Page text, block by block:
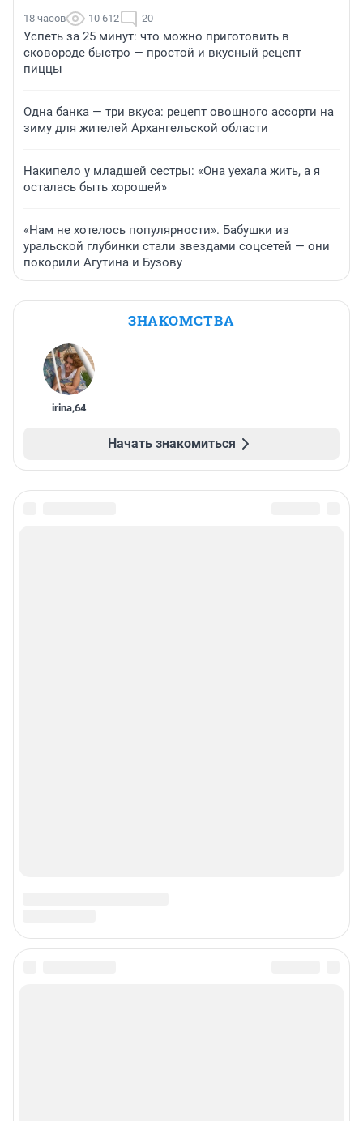
18 часов 10 612 20
Успеть за 25 минут: что можно приготовить в
сковороде быстро — простой и вкусный рецепт
пиццы
Одна банка — три вкуса: рецепт овощного ассорти на
зиму для жителей Архангельской области
Накипело у младшей сестры: «Она уехала жить, а я
осталась быть хорошей»
«Нам не хотелось популярности». Бабушки из
уральской глубинки стали звездами соцсетей — они
покорили Агутина и Бузову
ЗНАКОМСТВА
irina,64
Начать знакомиться